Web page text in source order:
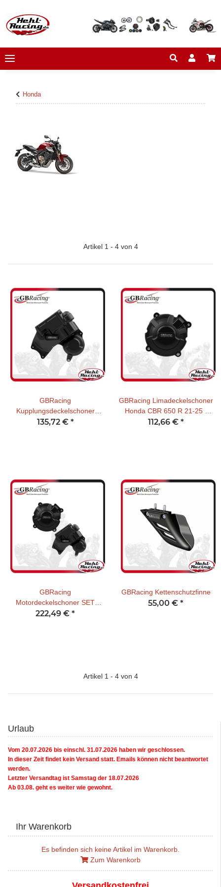
Honda
Artikel 1 - 4 von 4
GBRacing
Kupplungsdeckelschoner
Honda CBR 650 R E-Clutch
135,72 € *
GBRacing Limadeckelschoner
Honda CBR 650 R 21-25 /
CBR650 R E-Clutch 24-25 /
112,66 € *
GBRacing
Motordeckelschoner SET
Honda CBR 650 R E-Clutch
222,49 € *
GBRacing Kettenschutzfinne
55,00 € *
Artikel 1 - 4 von 4
Urlaub
Vom 20.07.2026 bis einschl. 31.07.2026 haben wir geschlossen.
In dieser Zeit findet kein Versand statt. Emails können nicht beantwortet
werden.
Letzter Versandtag ist Samstag der 18.07.2026
Ab 03.08. geht es weiter wie gewohnt.
Ihr Warenkorb
Es befinden sich keine Artikel im Warenkorb.
Zum Warenkorb